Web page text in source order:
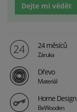
Dejte mi vědět
24 měsíců
Záruka
Dřevo
Materiál
Home Design
BeWooden